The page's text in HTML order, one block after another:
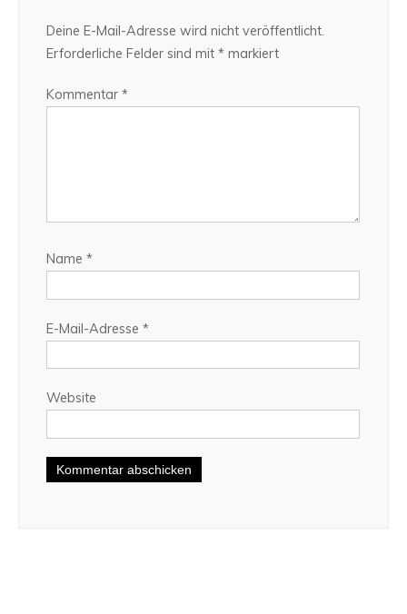
Deine E-Mail-Adresse wird nicht veröffentlicht.
Erforderliche Felder sind mit * markiert
Kommentar *
Name *
E-Mail-Adresse *
Website